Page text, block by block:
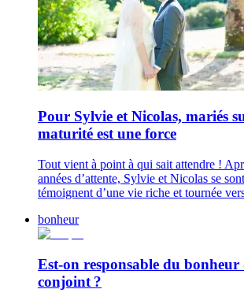
Pour Sylvie et Nicolas, mariés
maturité est une force
Tout vient à point à qui sait attendre !
années d’attente, Sylvie et Nicolas se
témoignent d’une vie riche et tournée
bonheur
Est-on responsable du bonheur
conjoint ?